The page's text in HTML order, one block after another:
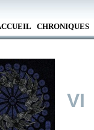
CHRONIQUES
VI